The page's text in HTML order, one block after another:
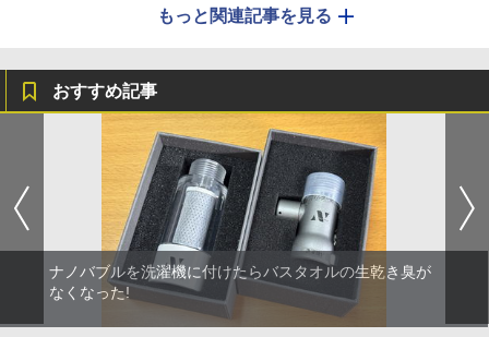
もっと関連記事を見る
おすすめ記事
ナノバブルを洗濯機に付けたらバスタオルの生乾き臭が
なくなった!